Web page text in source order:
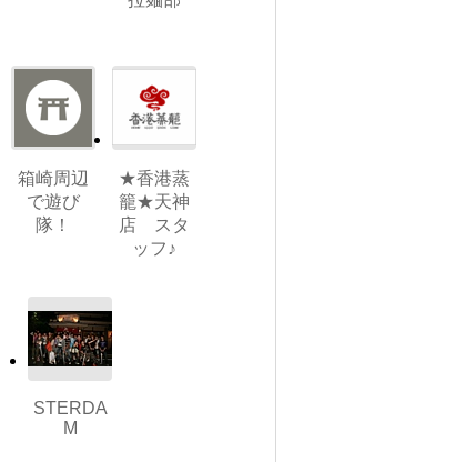
箱崎周辺
で遊び
隊！
★香港蒸
籠★天神
店 スタ
ッフ♪
STERDA
M